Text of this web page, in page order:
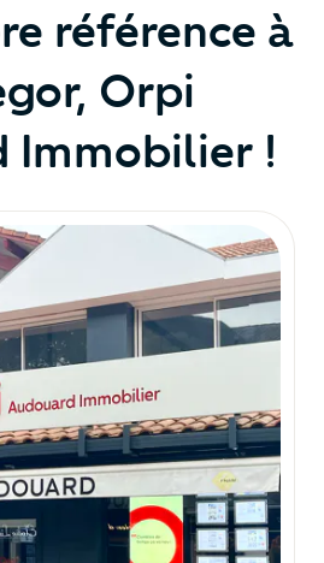
référence à
Orpi
Immobilier !